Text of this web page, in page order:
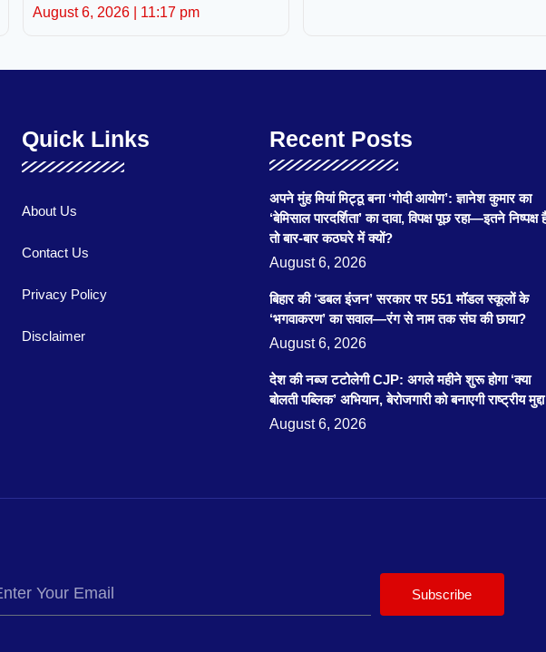
August 6, 2026 11:17 pm
Quick Links
About Us
Contact Us
Privacy Policy
Disclaimer
Recent Posts
अपने मुंह मियां मिट्ठू बना ‘गोदी आयोग’: ज्ञानेश कुमार का
‘बेमिसाल पारदर्शिता’ का दावा, विपक्ष पूछ रहा—इतने निष्पक्ष
तो बार-बार कठघरे में क्यों?
August 6, 2026
बिहार की ‘डबल इंजन’ सरकार पर 551 मॉडल स्कूलों के
‘भगवाकरण’ का सवाल—रंग से नाम तक संघ की छाया?
August 6, 2026
देश की नब्ज टटोलेगी CJP: अगले महीने शुरू होगा ‘क्या
बोलती पब्लिक’ अभियान, बेरोजगारी को बनाएगी राष्ट्रीय मुद्दा
August 6, 2026
Subscribe